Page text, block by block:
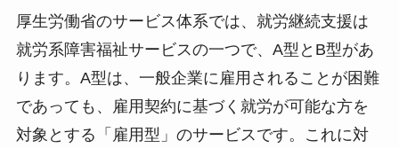
厚生労働省のサービス体系では、就労継続支援は
就労系障害福祉サービスの一つで、A型とB型があ
ります。A型は、一般企業に雇用されることが困難
であっても、雇用契約に基づく就労が可能な方を
対象とする「雇用型」のサービスです。これに対